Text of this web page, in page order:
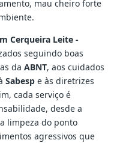
mau cheiro forte
Cerqueira Leite -
seguindo boas
da ABNT, aos cuidados
Sabespe às diretrizes
cada serviço é
desde a
limpeza do ponto
agressivos que